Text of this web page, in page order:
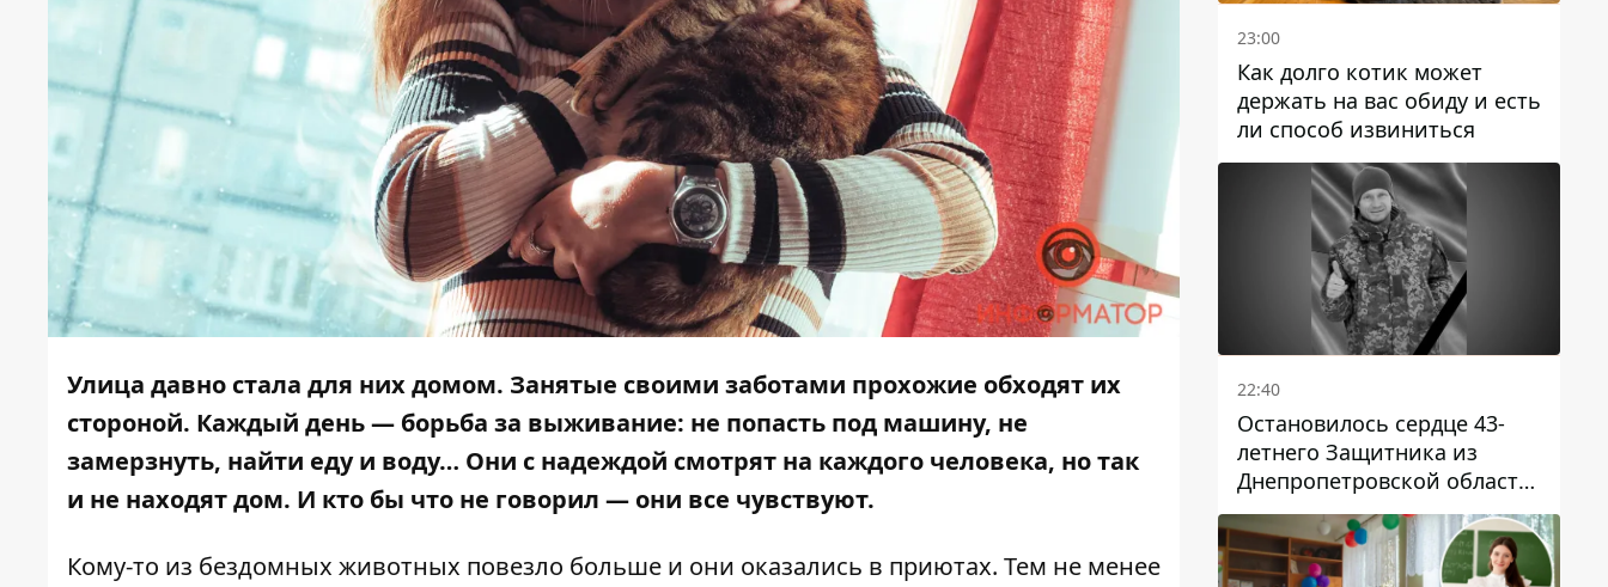
Улица давно стала для них домом. Занятые своими заботами прохожие обходят их
стороной. Каждый день — борьба за выживание: не попасть под машину, не
замерзнуть, найти еду и воду… Они с надеждой смотрят на каждого человека, но так
и не находят дом. И кто бы что не говорил — они все чувствуют.
Кому-то из бездомных животных повезло больше и они оказались в приютах. Тем не менее
23:00
Как долго котик может
держать на вас обиду и есть
ли способ извиниться
22:40
Остановилось сердце 43-
летнего Защитника из
Днепропетровской области
Евгения Зинченко